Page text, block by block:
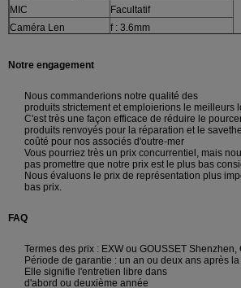
MIC
Facultatif
Caméra Len
f : 3.6mm
Notre engagement
Nous commanderions notre qualité des
produits strictement et emploierions le meilleurs
C'est très une façon efficace de réduire le
produits renvoyés pour la réparation et le
coûté pour nos associés d'outre-mer
Vous pourriez très un prix concurrentiel, mais
pas promettre que notre prix est le plus bas
Nous évaluons le prix de représentation plus
bas prix.
FAQ
Termes des prix : EXW ou GOUSSET Shenzhen,
Période de garantie : un an ou deux ans après
Elle signifie l'entretien libre dans
d'abord ou deuxième année